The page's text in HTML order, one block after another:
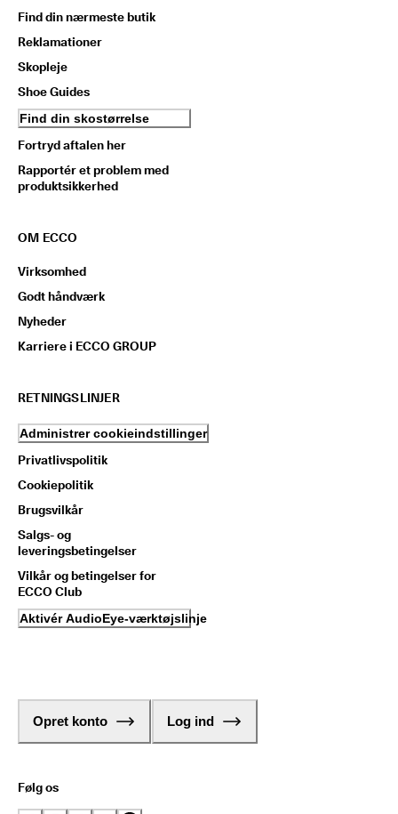
Find din nærmeste butik
Reklamationer
Skopleje
Shoe Guides
Find din skostørrelse
Fortryd aftalen her
Rapportér et problem med
produktsikkerhed
OM ECCO
Virksomhed
Godt håndværk
Nyheder
Karriere i ECCO GROUP
RETNINGSLINJER
Administrer cookieindstillinger
Privatlivspolitik
Cookiepolitik
Brugsvilkår
Salgs- og
leveringsbetingelser
Vilkår og betingelser for
ECCO Club
Aktivér AudioEye-værktøjslinje
Opret konto Log ind
Følg os